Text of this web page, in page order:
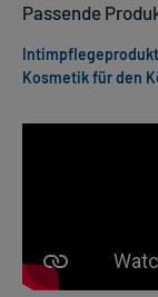
Passende
Kosmetik für den